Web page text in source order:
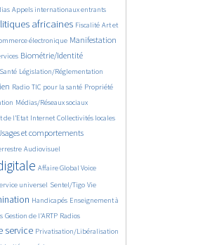
Appels internationaux entrants
africaines Fiscalité Art et
électronique Manifestation
Biométrie/Identité
Législation/Réglementation
Radio TIC pour la santé Propriété
Médias/Réseaux sociaux
de l’Etat Internet Collectivités locales
et comportements
Audiovisuel
Affaire Global Voice
universel Sentel/Tigo Vie
Handicapés Enseignement à
Gestion de l’ARTP Radios
service Privatisation/Libéralisation